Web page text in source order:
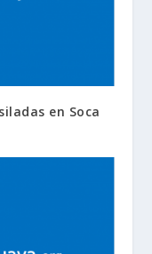
en Soca